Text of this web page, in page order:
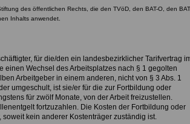
des öffentlichen Rechts, die den TVöD, den BAT-O, den BAT
Inhalts anwendet.
für die/den ein landesbezirklicher Tarifvertrag
einen Wechsel des Arbeitsplatzes nach § 1 gegolten
Arbeitgeber in einem anderen, nicht von § 3 Abs. 1
umgeschult, ist sie/er für die zur Fortbildung oder
für zwölf Monate, von der Arbeit freizustellen.
fortzuzahlen. Die Kosten der Fortbildung oder
soweit kein anderer Kostenträger zuständig ist.